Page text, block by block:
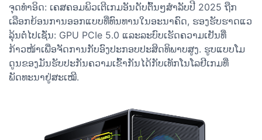
ຈຸດທຳອິດ: ເຄສຄອມພິວເຕີເກມອັນດັບຕົ້ນໆສຳລັບປີ 2025 ຖືກ
ເລືອກຍ້ອນການອອກແບບທີ່ທົນທານໃນອະນາຄົດ, ຮອງຮັບຮາດແວ
ລຸ້ນຕໍ່ໄປເຊັ່ນ: GPU PCIe 5.0 ແລະລະບົບເຮັດຄວາມເຢັນທີ່
ກ້າວໜ້າເພື່ອຈັດການກັບອົງປະກອບປະສິດທິພາບສູງ. ຮູບແບບໂມ
ດູນຂອງມັນຮັບປະກັນຄວາມເຂົ້າກັນໄດ້ກັບເທັກໂນໂລຢີເກມທີ່
ພັດທະນາຢູ່ສະເໝີ.